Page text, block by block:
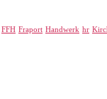
FFH Fraport Handwerk hr